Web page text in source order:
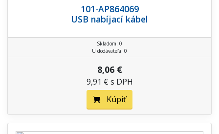
101-AP864069
USB nabíjací kábel
Skladom: 0
U dodávateľa: 0
8,06 €
9,91 € s DPH
Kúpiť